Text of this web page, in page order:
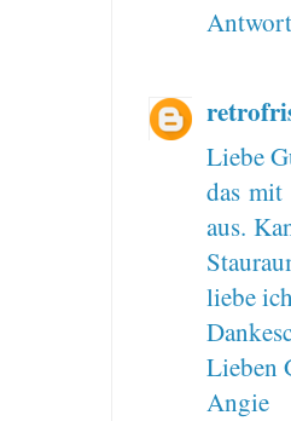
Liebe
das mit
aus.
liebe
Lieben
Angie